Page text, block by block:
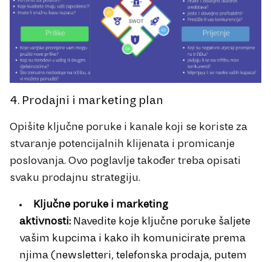
4. Prodajni i marketing plan
Opišite ključne poruke i kanale koji se koriste za
stvaranje potencijalnih klijenata i promicanje
poslovanja. Ovo poglavlje također treba opisati
svaku prodajnu strategiju.
Ključne poruke i marketing
aktivnosti: Navedite koje ključne poruke šaljete
vašim kupcima i kako ih komunicirate prema
njima (newsletteri, telefonska prodaja, putem